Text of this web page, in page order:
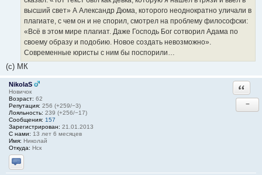
высший свет» А Александр Дюма, которого неоднократно уличали в
плагиате, с чем он и не спорил, смотрел на проблему философски:
«Всё в этом мире плагиат. Даже Господь Бог сотворил Адама по
своему образу и подобию. Новое создать невозможно».
Современные юристы с ним бы поспорили…
(с) МК
NikolaS
Новичок
Возраст: 62
Репутация: 256 (+259/−3)
Лояльность: 239 (+256/−17)
Сообщения: 157
Зарегистрирован: 21.01.2013
С нами: 13 лет 6 месяцев
Имя: Николай
Откуда: Нск
Отправить личное сообщение
−